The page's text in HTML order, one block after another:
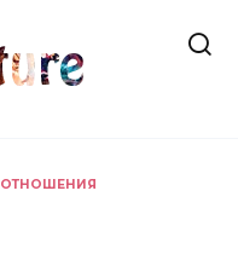
ОТНОШЕНИЯ